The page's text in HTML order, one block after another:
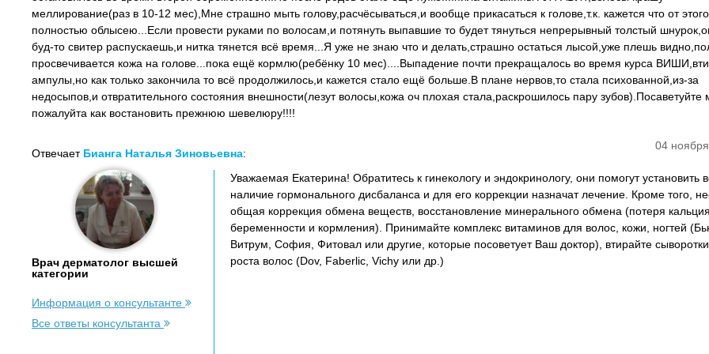
меллирование(раз в 10-12 мес),Мне страшно мыть голову,расчёсываться,и вообще прикасаться к голове,т.к. кажется что от этого
полностью облысею...Если провести руками по волосам,и потянуть выпавшие то будет тянуться непрерывный толстый
буд-то свитер распускаешь,и нитка тянется всё время...Я уже не знаю что и делать,страшно остаться лысой,уже плешь
просвечивается кожа на голове...пока ещё кормлю(ребёнку 10 мес)....Выпадение почти прекращалось во время курса
ампулы,но как только закончила то всё продолжилось,и кажется стало ещё больше.В плане нервов,то стала психованной,из-за
недосыпов,и отвратительного состояния внешности(лезут волосы,кожа оч плохая стала,раскрошилось пару зубов).Посаветуйте
пожалуйта как востановить прежнюю шевелюру!!!!
04
Отвечает Бианга Наталья Зиновьевна:
Врач дерматолог высшей
категории
Информация о консультанте
Все ответы консультанта
Уважаемая Екатерина! Обратитесь к гинекологу и эндокринологу, они помогут установить
наличие гормонального дисбаланса и для его коррекции назначат лечение. Кроме того,
общая коррекция обмена веществ, восстановление минерального обмена (потеря
беременности и кормления). Принимайте комплекс витаминов для волос, кожи, ногтей
Витрум, София, Фитовал или другие, которые посоветует Ваш доктор), втирайте
роста волос (Dov, Faberlic, Vichy или др.)